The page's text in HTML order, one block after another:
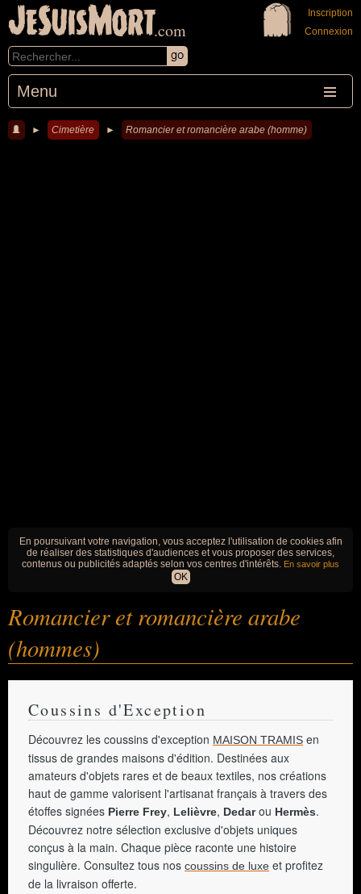
JeSuisMort.com
Menu
Inscription
Connexion
► Cimetière ► Romancier et romancière arabe (homme)
En poursuivant votre navigation, vous acceptez l'utilisation de cookies afin
de réaliser des statistiques d'audiences et vous proposer des services,
contenus ou publicités adaptés selon vos centres d'intérêts. En savoir plus
OK
Romancier et romancière arabe
(hommes)
Coussins d'Exception
Découvrez les coussins d'exception MAISON TRAMIS en
tissus de grandes maisons d'édition. Destinées aux
amateurs d'objets rares et de beaux textiles, nos créations
haut de gamme valorisent l'artisanat français à travers des
étoffes signées Pierre Frey, Lelièvre, Dedarou Hermès.
Découvrez notre sélection exclusive d'objets uniques
conçus à la main. Chaque pièce raconte une histoire
singulière. Consultez tous nos coussins de luxe et profitez
de la livraison offerte.